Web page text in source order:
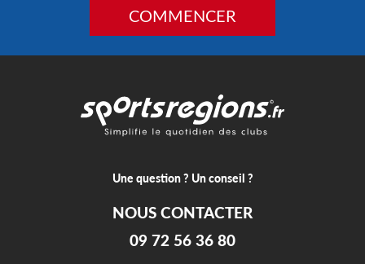
COMMENCER
Une question ? Un conseil ?
NOUS CONTACTER
09 72 56 36 80